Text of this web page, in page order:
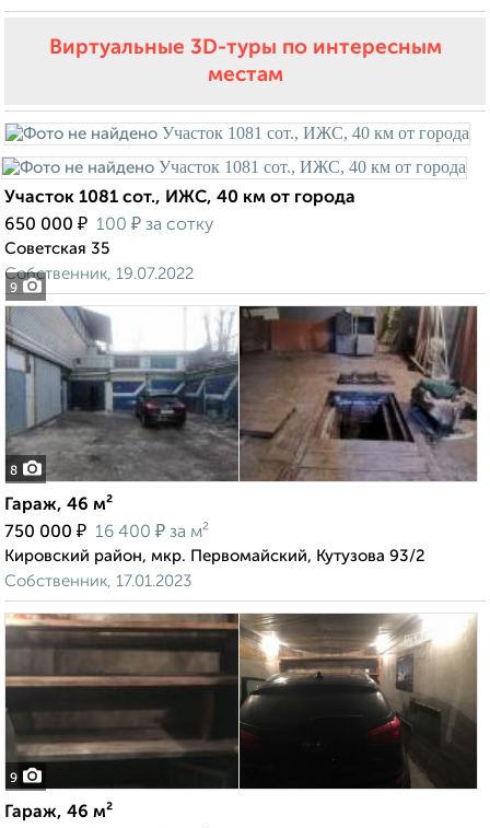
Виртуальные 3D-туры по интересным
местам
9
Участок 1081 сот., ИЖС, 40 км от города
650 000 ₽ 100 ₽ за сотку
Советская 35
Собственник, 19.07.2022
8
Гараж, 46 м²
750 000 ₽ 16 400 ₽ за м²
Кировский район, мкр. Первомайский, Кутузова 93/2
Собственник, 17.01.2023
9
Гараж, 46 м²